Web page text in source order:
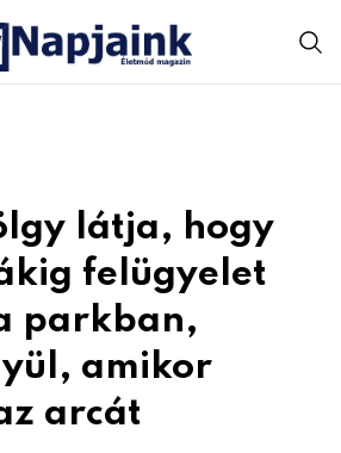
látja, hogy
felügyelet
parkban,
amikor
arcát